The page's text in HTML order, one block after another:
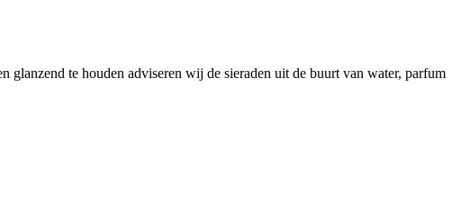
te houden adviseren wij de sieraden uit de buurt van water, parfum